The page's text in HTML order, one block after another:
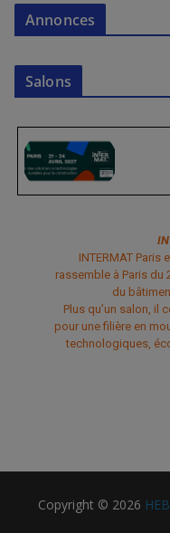
Annonces
Salons
INTERMAT Paris
rassemble à Paris du
du
Plus qu’un salon, il
pour une filière en
technologiques,
Copyright © 2026